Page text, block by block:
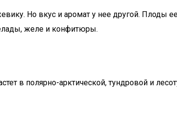
Но вкус и аромат у нее другой. Плоды
желе и конфитюры.
в полярно-арктической, тундровой и